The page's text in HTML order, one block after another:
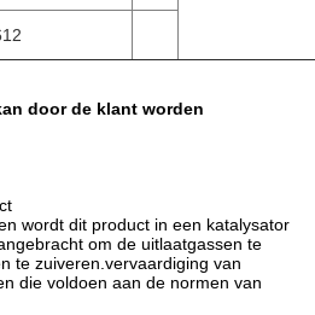
door de klant worden
wordt dit product in een katalysator
om de uitlaatgassen te
te zuiveren.vervaardiging van
die voldoen aan de normen van